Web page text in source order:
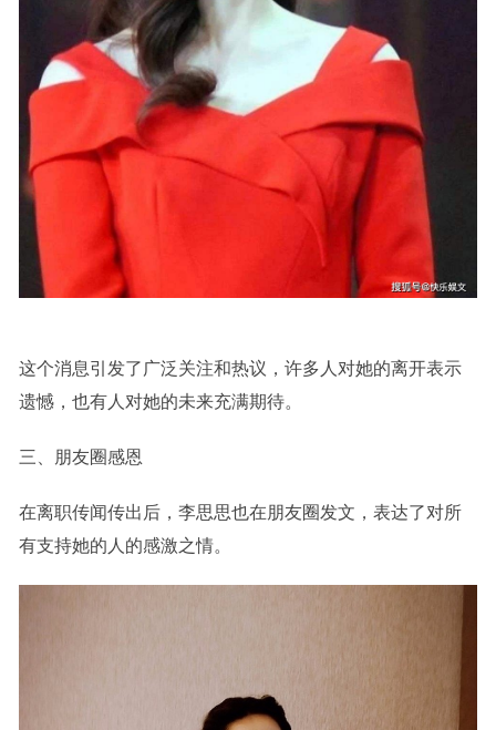
这个消息引发了广泛关注和热议，许多人对她的离开表示
遗憾，也有人对她的未来充满期待。
三、朋友圈感恩
在离职传闻传出后，李思思也在朋友圈发文，表达了对所
有支持她的人的感激之情。